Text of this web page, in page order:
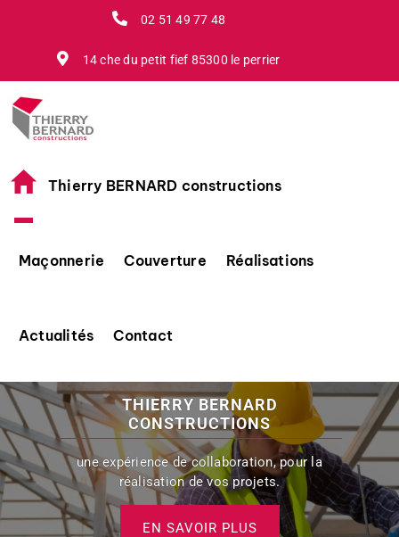
02 51 49 77 48
14 che du petit fief 85300 le perrier
Thierry BERNARD constructions
Maçonnerie Couverture Réalisations
Actualités Contact
THIERRY BERNARD
CONSTRUCTIONS
une expérience de collaboration, pour la
réalisation de vos projets.
EN SAVOIR PLUS